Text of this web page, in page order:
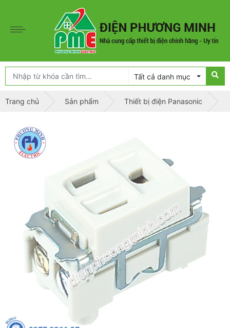
Tất cả danh mục
Trang chủ Sản phẩm Thiết bị điện Panasonic